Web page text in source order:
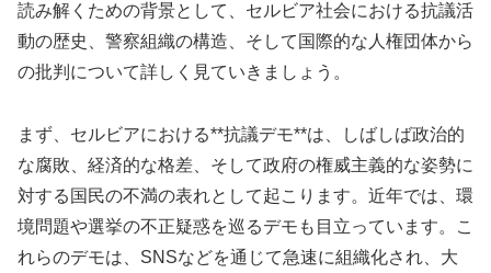
読み解くための背景として、セルビア社会における抗議活
動の歴史、警察組織の構造、そして国際的な人権団体から
の批判について詳しく見ていきましょう。
まず、セルビアにおける**抗議デモ**は、しばしば政治的
な腐敗、経済的な格差、そして政府の権威主義的な姿勢に
対する国民の不満の表れとして起こります。近年では、環
境問題や選挙の不正疑惑を巡るデモも目立っています。こ
れらのデモは、SNSなどを通じて急速に組織化され、大